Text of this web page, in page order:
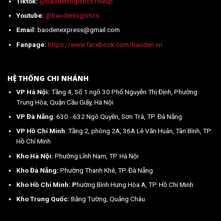
Youtube: @baodenlogistics
Email: baodenexpress@gmail.com
Fanpage: https://www.facebook.com/baoden.vn
HỆ THỐNG CHI NHÁNH
VP Hà Nội: Tầng 4, Số 1 ngõ 30 Phố Nguyễn Thị Định, Phường
Trung Hòa, Quận Cầu Giấy, Hà Nội
VP Đà Nẵng: 630 - 632 Ngô Quyền, Sơn Trà, TP. Đà Nẵng
VP Hồ Chí Minh: Tầng 2, phòng 2A, 36A Lê Văn Huân, Tân Bình, TP.
Hồ Chí Minh
Kho Hà Nội: Phường Lĩnh Nam, TP. Hà Nội
Kho Đà Nẵng: Phường Thanh Khê, TP. Đà Nẵng
Kho Hồ Chí Minh: Phường Bình Hưng Hòa A, TP. Hồ Chí Minh
Kho Trung Quốc: Bằng Tường, Quảng Châu